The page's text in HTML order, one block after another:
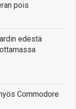
pois
edestä
Commodore